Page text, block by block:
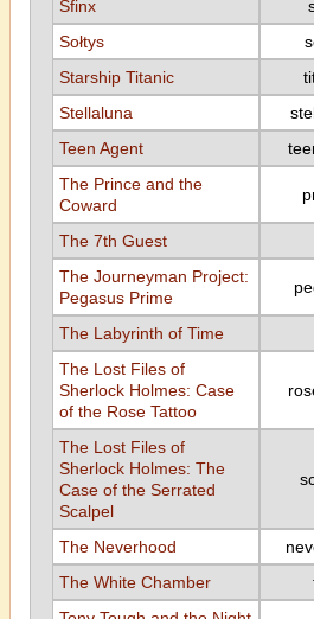
Sfinx
Sołtys
Starship Titanic
Stellaluna
Teen Agent
The Prince and the
Coward
The 7th Guest
The Journeyman Project:
Pegasus Prime
The Labyrinth of Time
The Lost Files of
Sherlock Holmes: Case
of the Rose Tattoo
The Lost Files of
Sherlock Holmes: The
Case of the Serrated
Scalpel
The Neverhood
The White Chamber